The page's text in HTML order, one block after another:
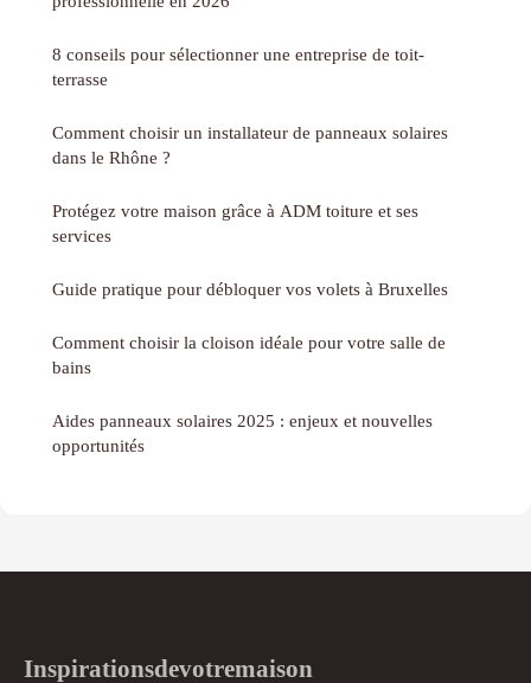
8 conseils pour sélectionner une entreprise de toit-
terrasse
Comment choisir un installateur de panneaux solaires
dans le Rhône ?
Protégez votre maison grâce à ADM toiture et ses
services
Guide pratique pour débloquer vos volets à Bruxelles
Comment choisir la cloison idéale pour votre salle de
bains
Aides panneaux solaires 2025 : enjeux et nouvelles
opportunités
Inspirationsdevotremaison